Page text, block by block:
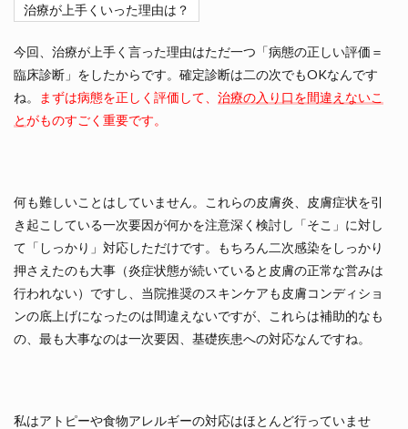
治療が上手くいった理由は？
今回、治療が上手く言った理由はただ一つ「病態の正しい評価＝
臨床診断」をしたからです。確定診断は二の次でもOKなんです
ね。
まずは病態を正しく評価して、 治療の入り口を間違えないこ
とがものすごく重要です。
何も難しいことはしていません。これらの皮膚炎、皮膚症状を引
き起こしている一次要因が何かを注意深く検討し「そこ」に対し
て「しっかり」対応しただけです。もちろん二次感染をしっかり
押さえたのも大事（炎症状態が続いていると皮膚の正常な営みは
行われない）ですし、当院推奨のスキンケアも皮膚コンディショ
ンの底上げになったのは間違えないですが、これらは補助的なも
の、最も大事なのは一次要因、基礎疾患への対応なんですね。
私はアトピーや食物アレルギーの対応はほとんど行っていませ